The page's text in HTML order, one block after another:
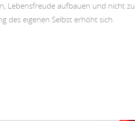
Lebensfreude aufbauen und nicht zu
des eigenen Selbst erhöht sich.